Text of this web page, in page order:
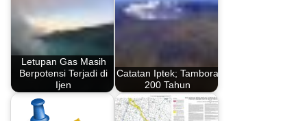
Letupan Gas Masih
Berpotensi Terjadi di
Ijen
Catatan Iptek; Tambora
200 Tahun